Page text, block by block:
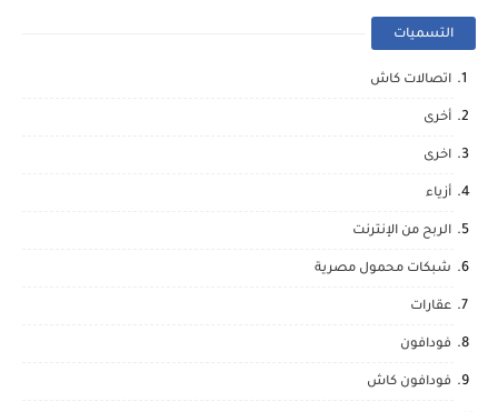
التسميات
اتصالات كاش
أخرى
اخرى
أزياء
الربح من الإنترنت
شبكات محمول مصرية
عقارات
فودافون
فودافون كاش